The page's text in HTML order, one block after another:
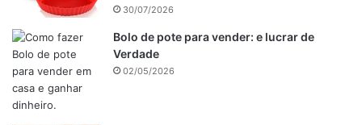
30/07/2026
Bolo de pote para vender: e lucrar de
Verdade
02/05/2026